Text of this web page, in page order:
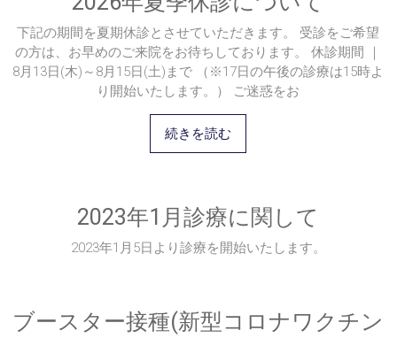
下記の期間を夏期休診とさせていただきます。 受診をご希望
の方は、お早めのご来院をお待ちしております。 休診期間 ｜
8月13日(木)～8月15日(土)まで （※17日の午後の診療は15時よ
り開始いたします。） ご迷惑をお
続きを読む
2023年1月診療に関して
2023年1月5日より診療を開始いたします。
ブースター接種(新型コロナワクチン